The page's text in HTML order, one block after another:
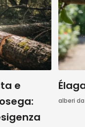
e
alberi